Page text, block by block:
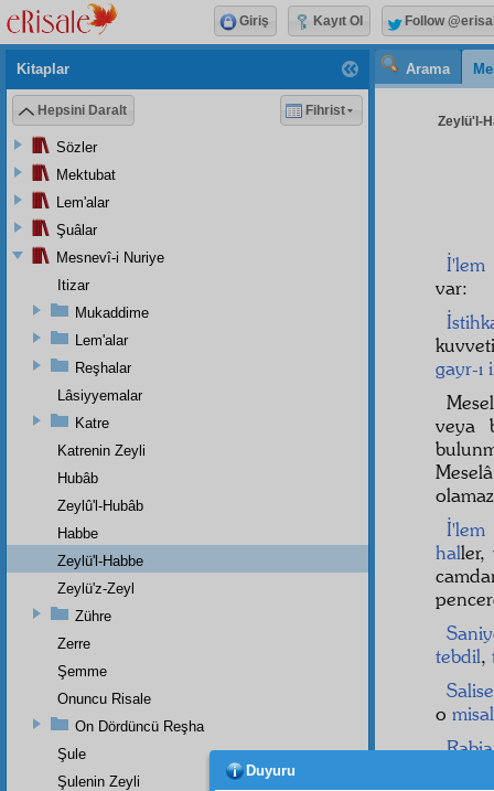
Arama
Zeylü'l-
İ'lem
var:
gayr-ı
veya
İ'lem
haller,
tebdil,
o
Kitaplar
Hepsini Daralt Fihrist
Sözler
Mektubat
Lem'alar
Şuâlar
Mesnevî-i Nuriye
Itizar
Mukaddime
Lem'alar
Reşhalar
Lâsiyyemalar
Katre
Katrenin Zeyli
Hubâb
Zeylû'l-Hubâb
Habbe
Zeylü'l-Habbe
Zeylü'z-Zeyl
Zühre
Zerre
Şemme
Onuncu Risale
On Dördüncü Reşha
Şule
Şulenin Zeyli
Giriş Kayıt Ol Follow
Duyuru